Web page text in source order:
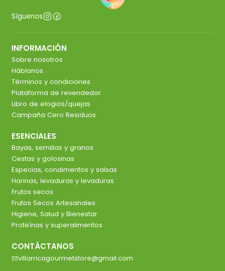
Síguenos
INFORMACIÓN
Sobre nosotros
Háblanos
Términos y condiciones
Plataforma de revendedor
Libro de elogios/quejas
Campaña Cero Residuos
ESENCIALES
Bayas, semillas y granos
Cestas y golosinas
Especias, condimentos y salsas
Harinas, levaduras y levaduras
Frutos secos
Frutos Secos Artesanales
Higiene, Salud y Bienestar
Proteínas y superalimentos
CONTÁCTANOS
villarricagourmetstore@gmail.com